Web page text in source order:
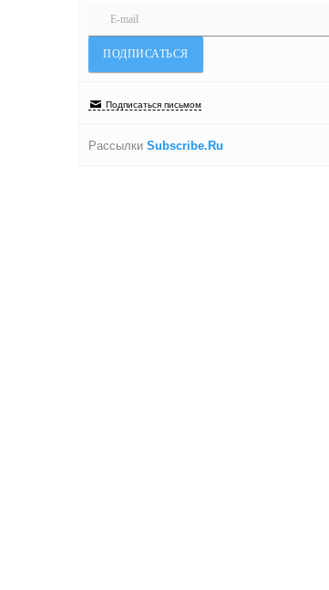
Подписаться письмом
РассылкиSubscribe.Ru